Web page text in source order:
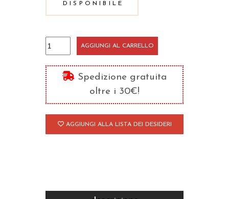
DISPONIBILE
Anna
Bolena
e
il
suo
re
quantità
AGGIUNGI AL CARRELLO
Spedizione gratuita
oltre i 30€!
AGGIUNGI ALLA LISTA DEI DESIDERI